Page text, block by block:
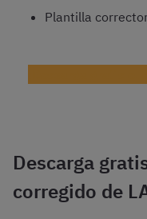
Plantilla
Descarga
corregido de